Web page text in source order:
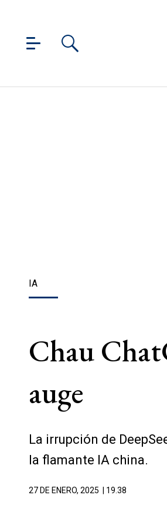
IA
Chau
auge
La irrupción de
la flamante IA china.
27 DE ENERO, 2025 | 19.38